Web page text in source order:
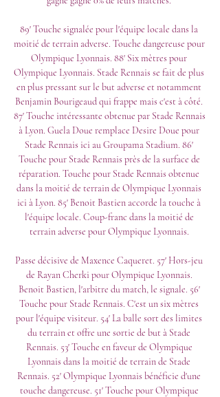
89' Touche signalée pour l'équipe locale dans la
moitié de terrain adverse. Touche dangereuse pour
Olympique Lyonnais. 88' Six mètres pour
Olympique Lyonnais. Stade Rennais se fait de plus
en plus pressant sur le but adverse et notamment
Benjamin Bourigeaud qui frappe mais c'est à côté.
87' Touche intéressante obtenue par Stade Rennais
à Lyon. Guela Doue remplace Desire Doue pour
Stade Rennais ici au Groupama Stadium. 86'
Touche pour Stade Rennais près de la surface de
réparation. Touche pour Stade Rennais obtenue
dans la moitié de terrain de Olympique Lyonnais
ici à Lyon. 85' Benoit Bastien accorde la touche à
l'équipe locale. Coup-franc dans la moitié de
terrain adverse pour Olympique Lyonnais.
Passe décisive de Maxence Caqueret. 57' Hors-jeu
de Rayan Cherki pour Olympique Lyonnais.
Benoit Bastien, l'arbitre du match, le signale. 56'
Touche pour Stade Rennais. C'est un six mètres
pour l'équipe visiteur. 54' La balle sort des limites
du terrain et offre une sortie de but à Stade
Rennais. 53' Touche en faveur de Olympique
Lyonnais dans la moitié de terrain de Stade
Rennais. 52' Olympique Lyonnais bénéficie d'une
touche dangereuse. 51' Touche pour Olympique